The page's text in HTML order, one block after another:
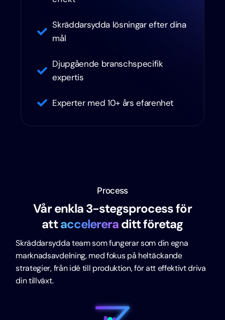
Skräddarsydda lösningar efter dina
mål
Djupgående branschspecifik
expertis
Experter med 10+ års efarenhet
Process
Vår enkla 3-stegsprocess för
attaccelereraditt företag
Skräddarsydda team som fungerar som din egna
marknadsavdelning, med fokus på heltäckande
strategier, från idé till produktion, för att effektivt driva
din tillväxt.